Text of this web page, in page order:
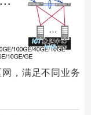
，满足不同业务